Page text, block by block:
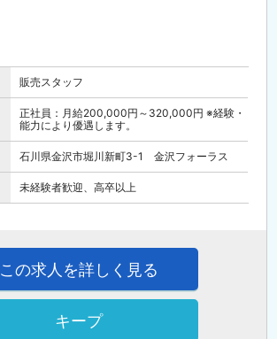
販売スタッフ
正社員：月給200,000円～320,000円 ※経験・
能力により優遇します。
石川県金沢市堀川新町3-1 金沢フォーラス
未経験者歓迎、高卒以上
この求人を詳しく見る
キープ